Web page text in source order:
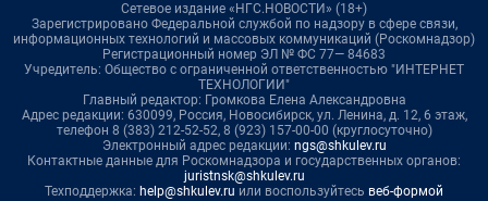
Сетевое издание «НГС.НОВОСТИ» (18+)
Зарегистрировано Федеральной службой по надзору в сфере связи,
информационных технологий и массовых коммуникаций (Роскомнадзор)
Регистрационный номер ЭЛ № ФС 77— 84683
Учредитель: Общество с ограниченной ответственностью "ИНТЕРНЕТ
ТЕХНОЛОГИИ"
Главный редактор: Громкова Елена Александровна
Адрес редакции: 630099, Россия, Новосибирск, ул. Ленина, д. 12, 6 этаж,
телефон 8 (383) 212-52-52, 8 (923) 157-00-00 (круглосуточно)
Электронный адрес редакции: ngs@shkulev.ru
Контактные данные для Роскомнадзора и государственных органов:
juristnsk@shkulev.ru
Техподдержка: help@shkulev.ru или воспользуйтесь веб-формой